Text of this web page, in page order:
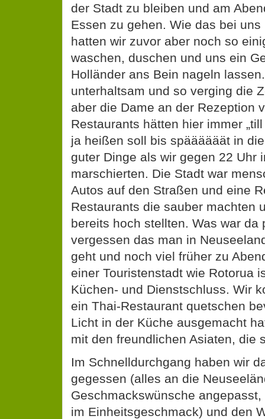
der Stadt zu bleiben und am
Essen zu gehen. Wie das bei
hatten wir zuvor aber noch so
waschen, duschen und uns ein
Holländer ans Bein nageln
unterhaltsam und so verging die
aber die Dame an der Rezeption
Restaurants hätten hier immer
ja heißen soll bis späääääät in
guter Dinge als wir gegen 22 Uhr
marschierten. Die Stadt war
Autos auf den Straßen und eine
Restaurants die sauber machten
bereits hoch stellten. Was war da
vergessen das man in
geht und noch viel früher zu
einer Touristenstadt wie Rotorua
Küchen- und Dienstschluss. Wir
ein Thai-Restaurant quetschen
Licht in der Küche ausgemacht
mit den freundlichen Asiaten, die
Im Schnelldurchgang haben wir
gegessen (alles an die
Geschmackswünsche
im Einheitsgeschmack) und den